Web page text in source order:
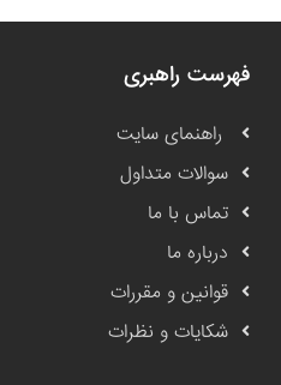
فهرست راهبری
راهنمای سایت
سوالات متداول
تماس با ما
درباره ما
قوانین و مقررات
شکایات و نظرات